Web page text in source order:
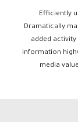
Efficiently
Dramatically
added
information
media